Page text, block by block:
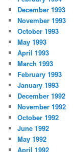
December 1993
November 1993
October 1993
May 1993
April 1993
March 1993
February 1993
January 1993
December 1992
November 1992
October 1992
June 1992
May 1992
April 1992